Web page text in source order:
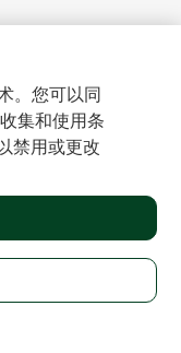
。您可以同
集和使用条
禁用或更改